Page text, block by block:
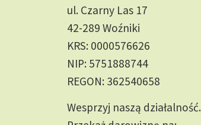
ul. Czarny Las 17
42-289 Woźniki
KRS: 0000576626
NIP: 5751888744
REGON: 362540658
Wesprzyj naszą działalność.